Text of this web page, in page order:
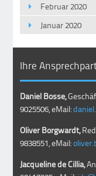
Februar 2020
Januar 2020
Ihre
Daniel Bosse,
9025506, eMail:
Oliver Borgwardt,
9838551, eMail:
Jacqueline de Cillia,